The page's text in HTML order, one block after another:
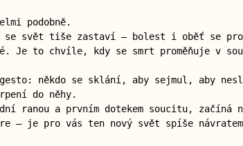
podobně.
se svět tiše zastaví — bolest i oběť se
Je to chvíle, kdy se smrt proměňuje v
někdo se sklání, aby sejmul, aby
do něhy.
ranou a prvním dotekem soucitu, začíná
— je pro vás ten nový svět spíše návratem